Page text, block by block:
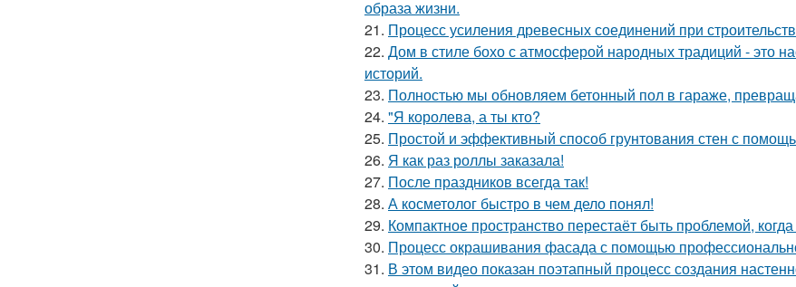
образа жизни.
21. Процесс усиления древесных соединений при
22. Дом в стиле бохо с атмосферой народных традиций - это
историй.
23. Полностью мы обновляем бетонный пол в гараже,
24. "Я королева, а ты кто?
25. Простой и эффективный способ грунтования стен с
26. Я как раз роллы заказала!
27. После праздников всегда так!
28. А косметолог быстро в чем дело понял!
29. Компактное пространство перестаёт быть проблемой,
30. Процесс окрашивания фасада с помощью
31. В этом видео показан поэтапный процесс создания